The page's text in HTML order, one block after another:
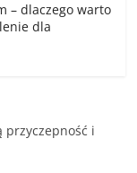
– dlaczego warto
dla
przyczepność i